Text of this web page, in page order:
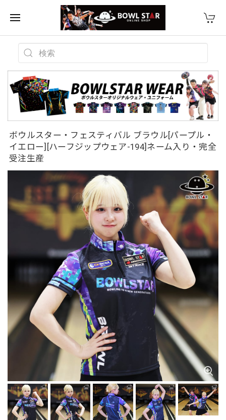
ボウルスター・フェスティバル ブラウル[パープル・
イエロー][ハーフジップウェア-194]ネーム入り・完全
受注生産